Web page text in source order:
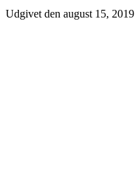
Udgivet den august 15, 2019